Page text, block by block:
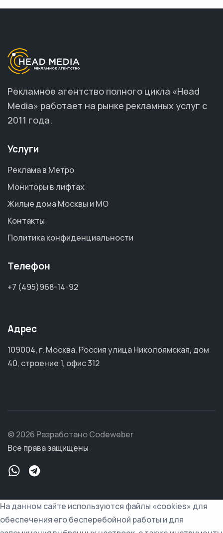
Рекламное агентство полного цикла «Head
Media» работает на рынке рекламных услуг с
2011 года.
Услуги
Реклама в Метро
Мониторы в лифтах
Жилые дома Москвы и МО
Контакты
Политика конфиденциальности
Телефон
+7 (495)968-14-92
Адрес
109004, г. Москва, Россия улица Николоямская, дом
40, строение 1, офис 312
© 2026 Разработано Codeweber
Все права защищены
На данном сайте используются файлы «cookies» для
обеспечения его бесперебойной работы и для